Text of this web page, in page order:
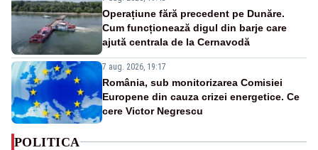
Operațiune fără precedent pe Dunăre.
Cum funcționează digul din barje care
ajută centrala de la Cernavodă
7 aug. 2026, 19:17
România, sub monitorizarea Comisiei
Europene din cauza crizei energetice. Ce
cere Victor Negrescu
POLITICA